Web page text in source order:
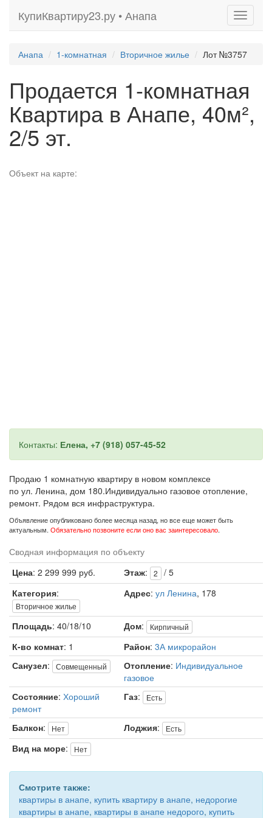
Toggle
КупиКвартиру23.ру • Анапа
Анапа 1-комнатная Вторичное жилье Лот №3757
Продается 1-комнатная
Квартира в Анапе, 40м²,
2/5 эт.
Объект на карте:
Контакты: Елена, +7 (918) 057-45-52
Продаю 1 комнатную квартиру в новом комплексе
по ул. Ленина, дом 180.Индивидуально газовое отопление,
ремонт. Рядом вся инфраструктура.
Объявление опубликовано более месяца назад, но все еще может быть
актуальным. Обязательно позвоните если оно вас заинтересовало.
Сводная информация по объекту
Цена: 2 299 999 руб. Этаж: 2
/ 5
Категория:
Вторичное жилье
Адрес: ул Ленина, 178
Площадь: 40/18/10 Дом: Кирпичный
К-во комнат: 1 Район: 3А микрорайон
Санузел: Совмещенный Отопление: Индивидуальное
газовое
Состояние: Хороший
ремонт
Газ: Есть
Балкон: Нет Лоджия: Есть
Вид на море: Нет
Смотрите также:
квартиры в анапе, купить квартиру в анапе, недорогие
квартиры в анапе, квартиры в анапе недорого, купить